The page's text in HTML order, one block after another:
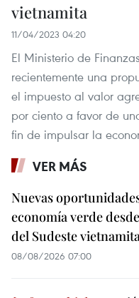
vietnamita
11/04/2023 04:20
El Ministerio de
recientemente una
el impuesto al valor
por ciento a favor de
fin de impulsar la
VER MÁS
Nuevas
economía verde
del Sudeste
08/08/2026 07:00